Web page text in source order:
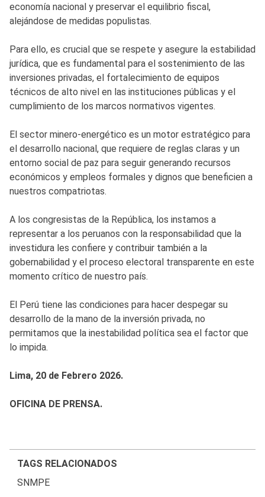
economía nacional y preservar el equilibrio fiscal,
alejándose de medidas populistas.
Para ello, es crucial que se respete y asegure la estabilidad
jurídica, que es fundamental para el sostenimiento de las
inversiones privadas, el fortalecimiento de equipos
técnicos de alto nivel en las instituciones públicas y el
cumplimiento de los marcos normativos vigentes.
El sector minero-energético es un motor estratégico para
el desarrollo nacional, que requiere de reglas claras y un
entorno social de paz para seguir generando recursos
económicos y empleos formales y dignos que beneficien a
nuestros compatriotas.
A los congresistas de la República, los instamos a
representar a los peruanos con la responsabilidad que la
investidura les confiere y contribuir también a la
gobernabilidad y el proceso electoral transparente en este
momento crítico de nuestro país.
El Perú tiene las condiciones para hacer despegar su
desarrollo de la mano de la inversión privada, no
permitamos que la inestabilidad política sea el factor que
lo impida.
Lima, 20 de Febrero 2026.
OFICINA DE PRENSA.
TAGS RELACIONADOS
SNMPE